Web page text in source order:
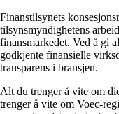
Finanstilsynets
tilsynsmyndighetens
finansmarkedet. Ved å gi
godkjente finansielle
transparens i bransjen.
Alt du trenger å vite om
trenger å vite om Voec-